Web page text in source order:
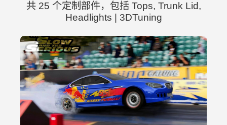
共 25 个定制部件，包括 Tops, Trunk Lid,
Headlights | 3DTuning